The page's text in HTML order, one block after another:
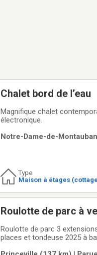
Chalet bord de l’eau
Magnifique chalet
électronique.
Notre-Dame-de-
Type
Maison à étages
Roulotte de parc à
Roulotte de parc 3
places et tondeuse 2025 à